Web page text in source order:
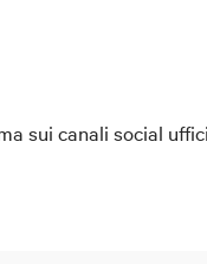
all’interno del
e
sui canali social